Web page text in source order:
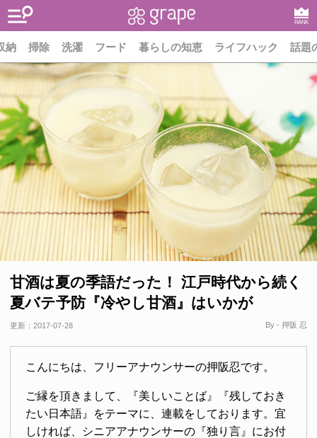
RANK
納 掃除 洗濯 フード 暮らしの知恵 ライフハック 話題
甘酒は夏の季語だった！ 江戸時代から続く
夏バテ予防『冷やし甘酒』はいかが
更新： 2017-07-28 By - 押阪 忍
こんにちは、フリーアナウンサーの押阪忍です。
ご縁を頂きまして、『美しいことば』『残しておき
たい日本語』をテーマに、連載をしております。宜
しければ、シニアアナウンサーの『独り言』にお付